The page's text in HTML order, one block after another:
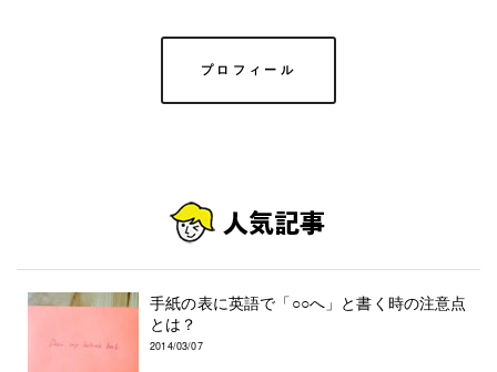
プロフィール
手紙の表に英語で「○○へ」と書く時の注意点
とは？
2014/03/07